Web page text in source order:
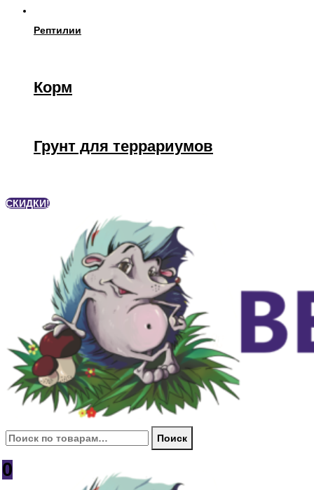
Рептилии
Корм
Грунт для террариумов
СКИДКИ!
Искать: Поиск
0